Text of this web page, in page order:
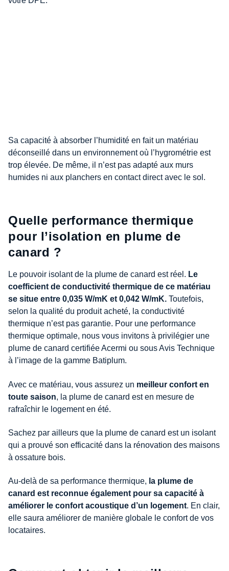
Sa capacité à absorber l’humidité en fait un matériau
déconseillé dans un environnement où l’hygrométrie est
trop élevée. De même, il n’est pas adapté aux murs
humides ni aux planchers en contact direct avec le sol.
Quelle performance thermique
pour l’isolation en plume de
canard ?
Le pouvoir isolant de la plume de canard est réel. Le
coefficient de conductivité thermique de ce matériau
se situe entre 0,035 W/mK et 0,042 W/mK. Toutefois,
selon la qualité du produit acheté, la conductivité
thermique n’est pas garantie. Pour une performance
thermique optimale, nous vous invitons à privilégier une
plume de canard certifiée Acermi ou sous Avis Technique
à l’image de la gamme Batiplum.
Avec ce matériau, vous assurez un meilleur confort en
toute saison, la plume de canard est en mesure de
rafraîchir le logement en été.
Sachez par ailleurs que la plume de canard est un isolant
qui a prouvé son efficacité dans la rénovation des maisons
à ossature bois.
Au-delà de sa performance thermique, la plume de
canard est reconnue également pour sa capacité à
améliorer le confort acoustique d’un logement. En clair,
elle saura améliorer de manière globale le confort de vos
locataires.